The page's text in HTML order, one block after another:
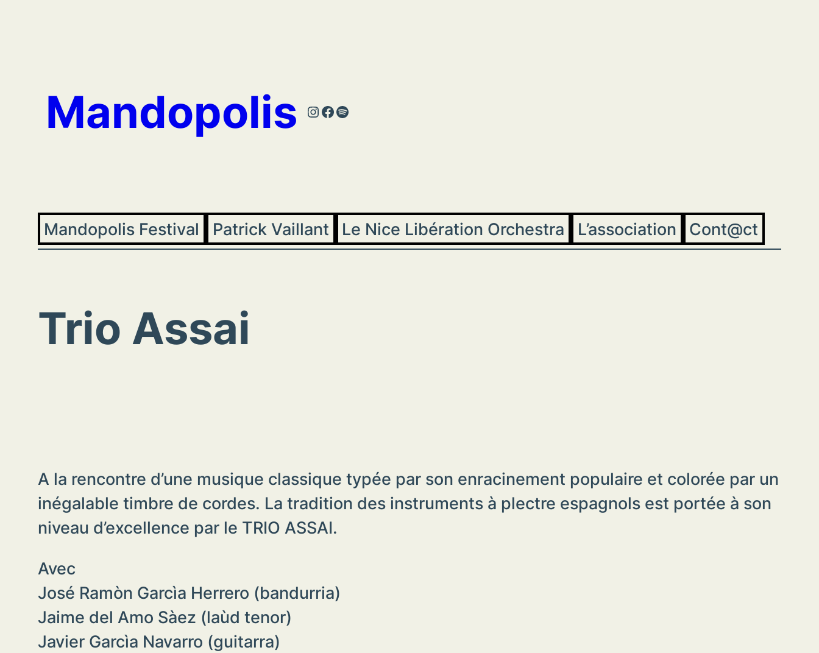
Mandopolis Instagram
Facebook
Spotify
Mandopolis Festival Patrick Vaillant Le Nice Libération Orchestra L’association Cont@ct
Trio Assai
A la rencontre d’une musique classique typée par son enracinement populaire et colorée par un
inégalable timbre de cordes. La tradition des instruments à plectre espagnols est portée à son
niveau d’excellence par le TRIO ASSAI.
Avec
José Ramòn Garcìa Herrero (bandurria)
Jaime del Amo Sàez (laùd tenor)
Javier Garcìa Navarro (guitarra)